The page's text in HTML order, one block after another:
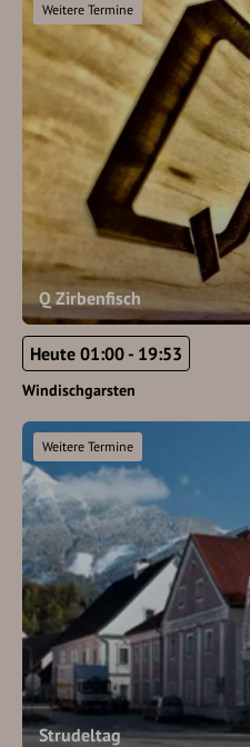
Q Zirbenfisch
Weitere Termine
Heute 01:00 - 19:53
Windischgarsten
Strudeltag
Weitere Termine